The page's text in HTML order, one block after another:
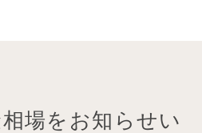
場をお知らせい